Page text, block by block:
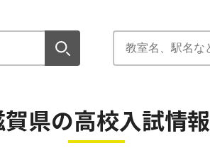
県の高校入試情報